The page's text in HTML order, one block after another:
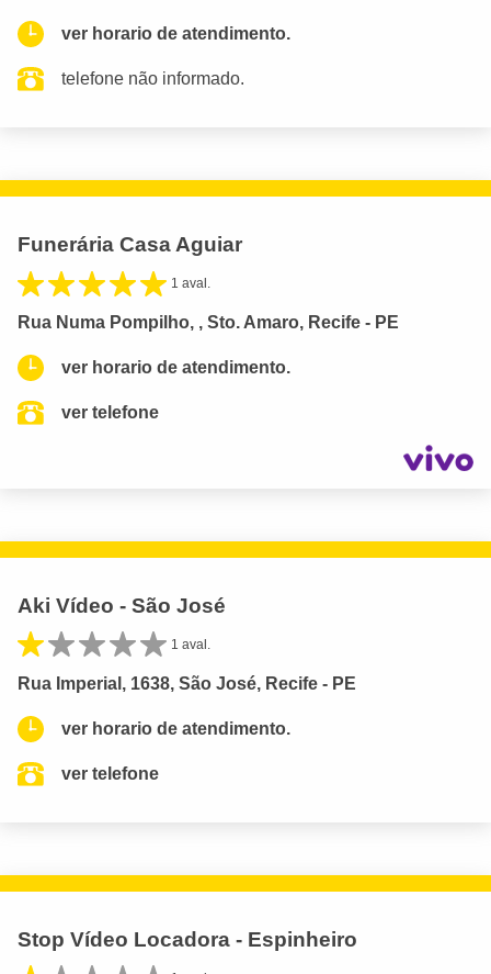
ver horario de atendimento.
telefone não informado.
Funerária Casa Aguiar
1 aval.
Rua Numa Pompilho, , Sto. Amaro, Recife - PE
ver horario de atendimento.
ver telefone
Aki Vídeo - São José
1 aval.
Rua Imperial, 1638, São José, Recife - PE
ver horario de atendimento.
ver telefone
Stop Vídeo Locadora - Espinheiro